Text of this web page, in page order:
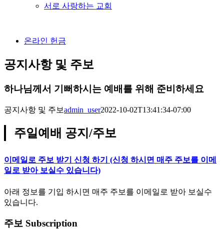
서로 사랑하는 교회
온라인 헌금
공지사항 및 주보
하나님께서 기뻐하시는 예배를 위해 준비하세요
공지사항 및 주보admin_user2022-10-02T13:41:34-07:00
주일예배 공지/주보
이메일로 주보 받기 신청 하기 (신청 하시면 매주 주보를 이메
일로 받아 보실수 있습니다)
아래 정보를 기입 하시면 매주 주보를 이메일로 받아 보실수
있습니다.
주보 Subscription